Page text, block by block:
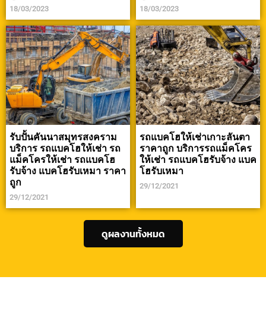
18/03/2023 18/03/2023
รับปั้นคันนาสมุทรสงคราม
บริการ รถแบคโฮให้เช่า รถ
แม็คโครให้เช่า รถแบคโฮ
รับจ้าง แบคโฮรับเหมา ราคา
ถูก
29/12/2021
รถแบคโฮให้เช่าเกาะลันตา
ราคาถูก บริการรถแม็คโคร
ให้เช่า รถแบคโฮรับจ้าง แบค
โฮรับเหมา
29/12/2021
ดูผลงานทั้งหมด